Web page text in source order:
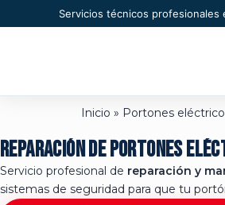
Servicios técnicos profesionales
Inicio » Portones
REPARACIÓNDE PORTONES
Servicio profesional de reparación y
sistemas de seguridad para que tu